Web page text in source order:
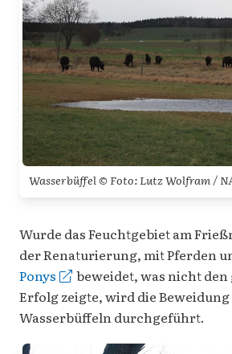
Wasserbüffel © Foto: Lutz Wolfram /
Wurde das Feuchtgebiet am
der Renaturierung, mit Pferden
Ponys
beweidet, was nicht
Erfolg zeigte, wird die
Wasserbüffeln durchgeführt.